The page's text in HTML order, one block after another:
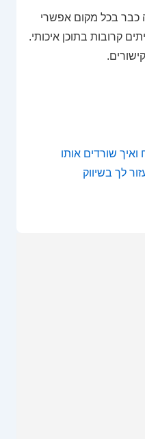
כבר בכל מקום אפשרי
קרובות בתוכן איכותי.
שורדים אותו
לך בשיווק